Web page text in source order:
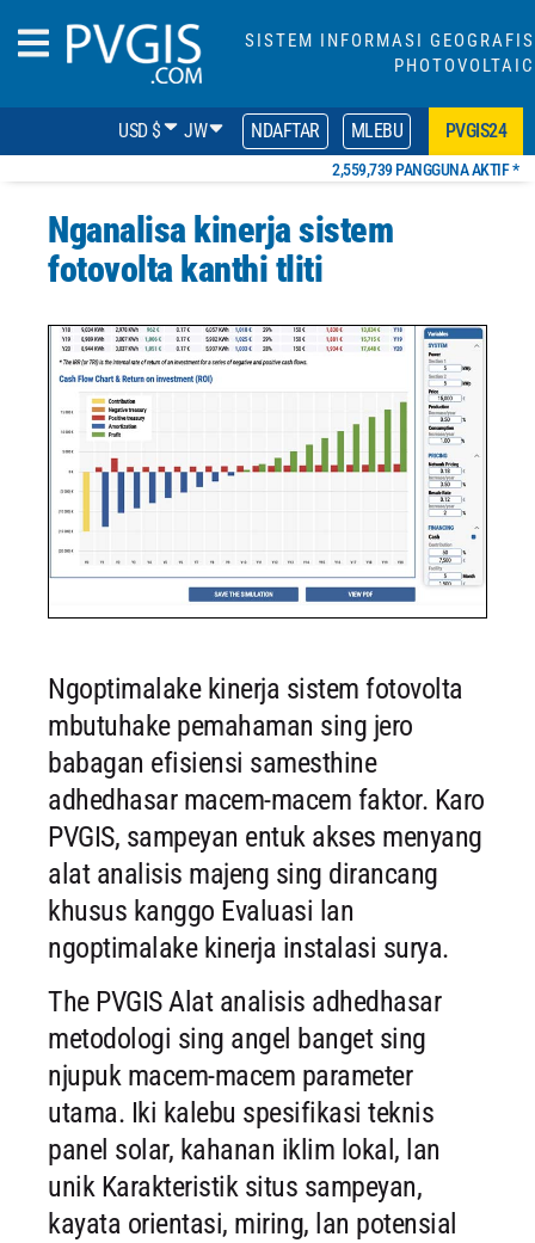
SISTEM INFORMASI GEOGRAFIS
PHOTOVOLTAIC
USD $ JW NDAFTAR MLEBU PVGIS24
2,559,739 PANGGUNA AKTIF *
Nganalisa kinerja sistem
fotovolta kanthi tliti
Ngoptimalake kinerja sistem fotovolta
mbutuhake pemahaman sing jero
babagan efisiensi samesthine
adhedhasar macem-macem faktor. Karo
PVGIS, sampeyan entuk akses menyang
alat analisis majeng sing dirancang
khusus kanggo Evaluasi lan
ngoptimalake kinerja instalasi surya.
The PVGIS Alat analisis adhedhasar
metodologi sing angel banget sing
njupuk macem-macem parameter
utama. Iki kalebu spesifikasi teknis
panel solar, kahanan iklim lokal, lan
unik Karakteristik situs sampeyan,
kayata orientasi, miring, lan potensial